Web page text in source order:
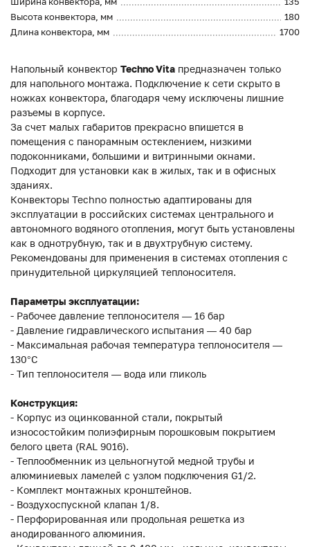
Высота конвектора, мм
180
Длина конвектора, мм
1700
Напольный конвектор Techno Vita предназначен только
для напольного монтажа. Подключение к сети скрыто в
ножках конвектора, благодаря чему исключены лишние
разъемы в корпусе.
За счет малых габаритов прекрасно впишется в
помещения с панорамным остеклением, низкими
подоконниками, большими и витринными окнами.
Подходит для установки как в жилых, так и в офисных
зданиях.
Конвекторы Techno полностью адаптированы для
эксплуатации в российских системах центрального и
автономного водяного отопления, могут быть установлены
как в однотрубную, так и в двухтрубную систему.
Рекомендованы для применения в системах отопления с
принудительной циркуляцией теплоносителя.
Параметры эксплуатации:
- Рабочее давление теплоносителя — 16 бар
- Давление гидравлического испытания — 40 бар
- Максимальная рабочая температура теплоносителя —
130°С
- Тип теплоносителя — вода или гликоль
Конструкция:
- Корпус из оцинкованной стали, покрытый
износостойким полиэфирным порошковым покрытием
белого цвета (RAL 9016).
- Теплообменник из цельногнутой медной трубы и
алюминиевых ламелей с узлом подключения G1/2.
- Комплект монтажных кронштейнов.
- Воздухоспускной клапан 1/8.
- Перфорированная или продольная решетка из
анодированного алюминия.